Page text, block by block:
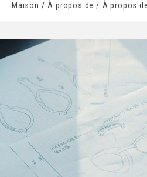
Maison À propos de À propos